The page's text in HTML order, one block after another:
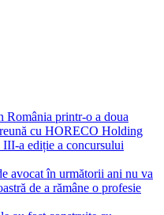
România printr-o a doua
cu HORECO Holding
a ediție a concursului
avocat în următorii ani nu va
de a rămâne o profesie